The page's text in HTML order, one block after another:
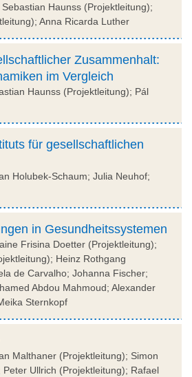
Haunss (Projektleitung);
Anna Ricarda Luther
Zusammenhalt:
im Vergleich
Haunss (Projektleitung); Pál
für gesellschaftlichen
Holubek-Schaum; Julia Neuhof;
in Gesundheitssystemen
Frisina Doetter (Projektleitung);
Heinz Rothgang
de Carvalho; Johanna Fischer;
Abdou Mahmoud; Alexander
Sternkopf
Malthaner (Projektleitung); Simon
Ullrich (Projektleitung); Rafael